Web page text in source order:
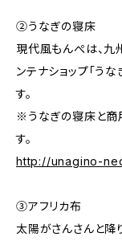
②うなぎの寝床
現代風もんぺは、九
ンテナショップ「う
す。
※うなぎの寝床と商
す。
http://unagino-
③アフリカ布
太陽がさんさんと降